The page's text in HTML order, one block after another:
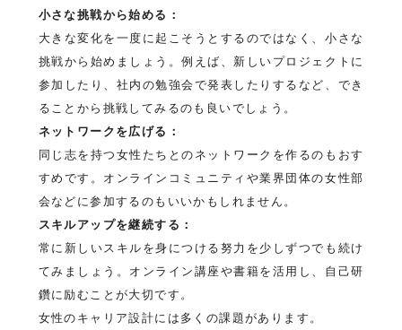
小さな挑戦から始める：
大きな変化を一度に起こそうとするのではなく、小さな
挑戦から始めましょう。例えば、新しいプロジェクトに
参加したり、社内の勉強会で発表したりするなど、でき
ることから挑戦してみるのも良いでしょう。
ネットワークを広げる：
同じ志を持つ女性たちとのネットワークを作るのもおす
すめです。オンラインコミュニティや業界団体の女性部
会などに参加するのもいいかもしれません。
スキルアップを継続する：
常に新しいスキルを身につける努力を少しずつでも続け
てみましょう。オンライン講座や書籍を活用し、自己研
鑽に励むことが大切です。
女性のキャリア設計には多くの課題があります。